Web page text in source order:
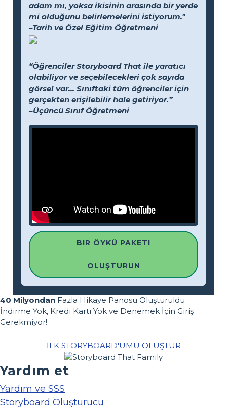
adam mı, yoksa ikisinin arasında bir yerde
mi olduğunu belirlemelerini istiyorum."
–Tarih ve Özel Eğitim Öğretmeni
“Öğrenciler Storyboard That ile yaratıcı
olabiliyor ve seçebilecekleri çok sayıda
görsel var... Sınıftaki tüm öğrenciler için
gerçekten erişilebilir hale getiriyor.”
–Üçüncü Sınıf Öğretmeni
BIR ÖYKÜ PAKETI
OLUŞTURUN
40 Milyondan Fazla Hikaye Panosu Oluşturuldu
İndirme Yok, Kredi Kartı Yok ve Denemek İçin Giriş
Gerekmiyor!
İLK STORYBOARD'UMU OLUŞTUR
Yardım et
Yardım ve SSS
Storyboard Oluşturucu